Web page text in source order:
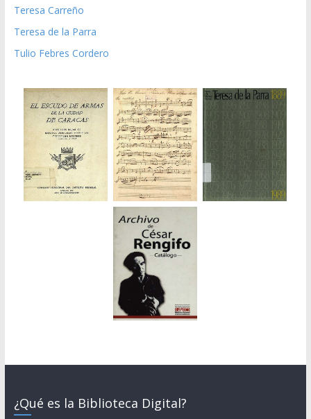
Teresa Carreño
Teresa de la Parra
Tulio Febres Cordero
¿Qué es la Biblioteca Digital?